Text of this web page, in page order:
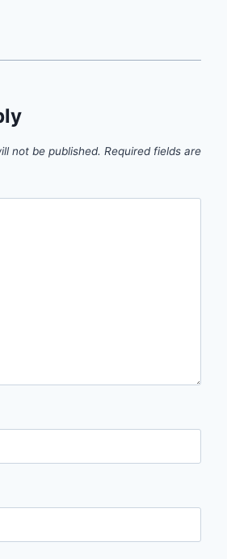
not be published. Required fields are